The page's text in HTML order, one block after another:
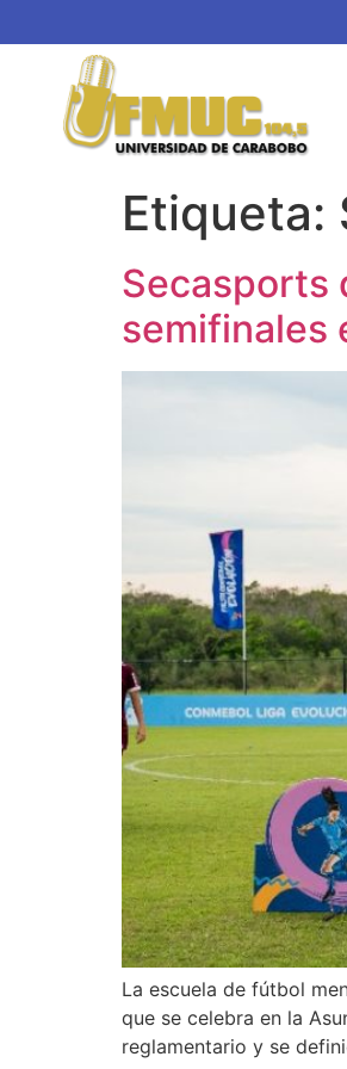
Etiqueta:
Secasports
semifinales
La escuela de fútbol
que se celebra en la
reglamentario y se